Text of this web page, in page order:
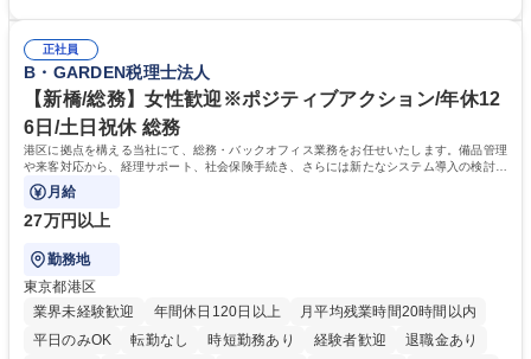
正社員
B・GARDEN税理士法人
【新橋/総務】女性歓迎※ポジティブアクション/年休12
6日/土日祝休 総務
港区に拠点を構える当社にて、総務・バックオフィス業務をお任せいたします。備品管理
や来客対応から、経理サポート、社会保険手続き、さらには新たなシステム導入の検討ま
で、幅広く組織を支える役割です。
月給
27万円以上
勤務地
東京都港区
業界未経験歓迎
年間休日120日以上
月平均残業時間20時間以内
平日のみOK
転勤なし 時短勤務あり 経験者歓迎
退職金あり